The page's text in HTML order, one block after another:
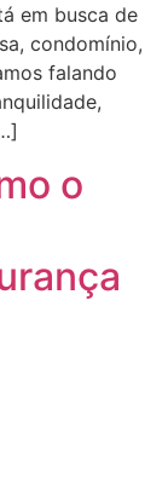
em busca de
condomínio,
falando
o